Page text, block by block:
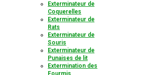
Exterminateur de
Coquerelles
Exterminateur de
Rats
Exterminateur de
Souris
Exterminateur de
Punaises de lit
Extermination des